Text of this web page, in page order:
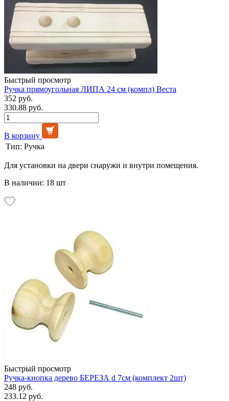
Быстрый просмотр
Ручка прямоугольная ЛИПА 24 см (компл) Веста
352 руб.
330.88 руб.
В корзину
Тип: Ручка
Для установки на двери снаружи и внутри помещения.
В наличии: 18 шт
Быстрый просмотр
Ручка-кнопка дерево БЕРЕЗА d 7см (комплект 2шт)
248 руб.
233.12 руб.